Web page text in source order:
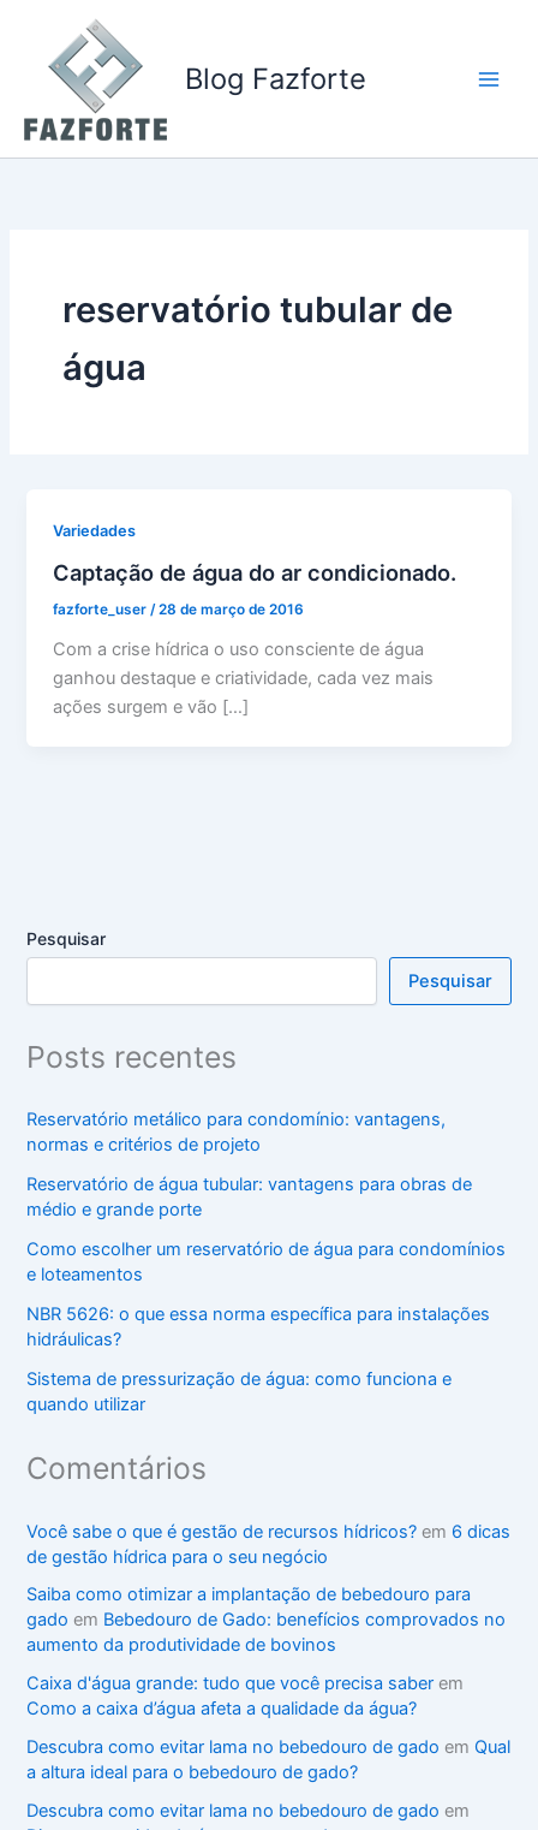
conteúdo
Blog Fazforte
reservatório tubular de
água
Variedades
Captação de água do ar condicionado.
fazforte_user /28 de março de 2016
Com a crise hídrica o uso consciente de água
ganhou destaque e criatividade, cada vez mais
ações surgem e vão […]
Pesquisar
Pesquisar
Posts recentes
Reservatório metálico para condomínio: vantagens,
normas e critérios de projeto
Reservatório de água tubular: vantagens para obras de
médio e grande porte
Como escolher um reservatório de água para condomínios
e loteamentos
NBR 5626: o que essa norma específica para instalações
hidráulicas?
Sistema de pressurização de água: como funciona e
quando utilizar
Comentários
Você sabe o que é gestão de recursos hídricos? em 6 dicas
de gestão hídrica para o seu negócio
Saiba como otimizar a implantação de bebedouro para
gado em Bebedouro de Gado: benefícios comprovados no
aumento da produtividade de bovinos
Caixa d'água grande: tudo que você precisa saber em
Como a caixa d’água afeta a qualidade da água?
Descubra como evitar lama no bebedouro de gado em Qual
a altura ideal para o bebedouro de gado?
Descubra como evitar lama no bebedouro de gado em